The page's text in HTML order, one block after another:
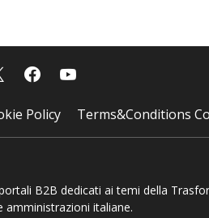
Policy Terms&Conditions
B2B dedicati ai temi della
amministrazioni italiane.